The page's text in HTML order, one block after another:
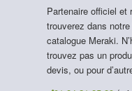
Partenaire officiel et
trouverez dans
catalogue Meraki.
trouvez pas un
devis, ou pour